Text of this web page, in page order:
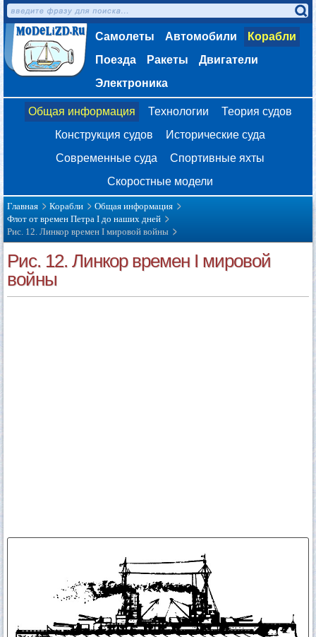
Самолеты Автомобили
Корабли
Поезда
Ракеты
Двигатели
Электроника
Общая информация Технологии
Теория судов
Конструкция судов
Исторические суда
Современные суда
Спортивные яхты
Скоростные модели
Главная Корабли
Общая информация
Флот от времен Петра I до наших дней
Рис. 12. Линкор времен I мировой войны
Рис. 12. Линкор времен I мировой
войны